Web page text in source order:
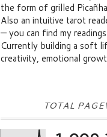
the form of grilled
Also an intuitive tarot
— you can find my
Currently building a soft
creativity, emotional
TOTAL